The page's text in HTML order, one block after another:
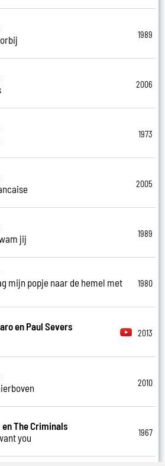
1989
2006
1973
2005
jij
1989
mijn popje naar de hemel met
1980
en Paul Severs
2013
2010
The Criminals
you
1967